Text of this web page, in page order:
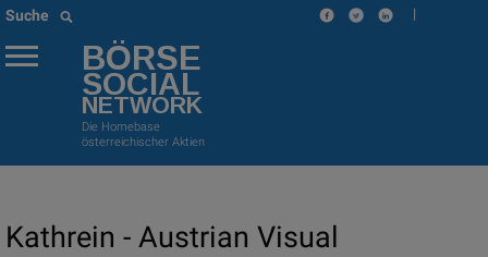
Suche |
BÖRSE
SOCIAL
NETWORK
Die Homebase
österreichischer Aktien
Kathrein - Austrian Visual